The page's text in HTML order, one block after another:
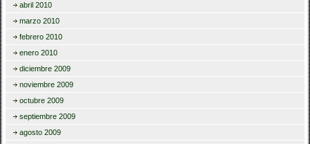
abril 2010
marzo 2010
febrero 2010
enero 2010
diciembre 2009
noviembre 2009
octubre 2009
septiembre 2009
agosto 2009